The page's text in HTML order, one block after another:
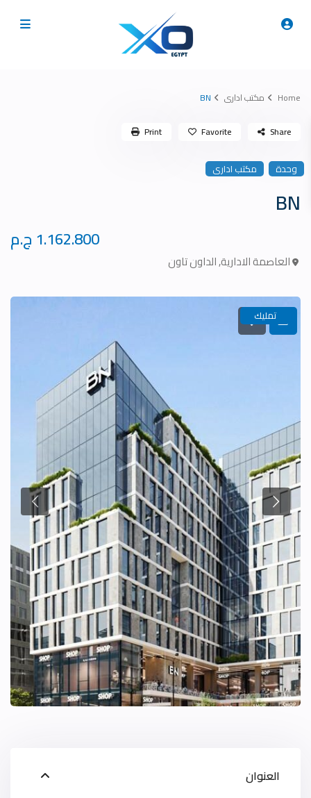
Home مكتب ادارى BN
وحدة مكتب ادارى
BN
العاصمة الادارية,الداون تاون
Share
Favorite
Print
تمليك
العنوان